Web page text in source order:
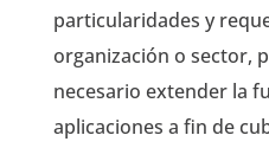
particularidades y
organización o sector,
necesario extender la
aplicaciones a fin de